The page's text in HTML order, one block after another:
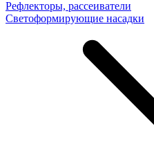
Рефлекторы, рассеиватели
Светоформирующие насадки